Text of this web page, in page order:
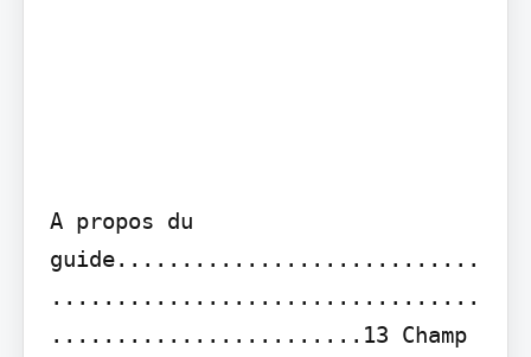
A propos du
guide............................
.................................
........................13 Champ